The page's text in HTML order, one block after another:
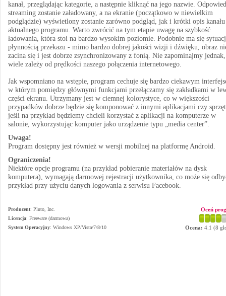
kanał, przeglądając kategorie, a następnie kliknąć na jego nazwie.
streaming zostanie załadowany, a na ekranie (początkowo w niewielkim
podglądzie) wyświetlony zostanie zarówno podgląd, jak i krótki opis
aktualnego programu. Warto zwrócić na tym etapie uwagę na szybkość
ładowania, która stoi na bardzo wysokim poziomie. Podobnie ma się
płynnością przekazu - mimo bardzo dobrej jakości wizji i dźwięku, obraz
zacina się i jest dobrze zsynchronizowany z fonią. Nie zapominajmy
wiele zależy od prędkości naszego połączenia internetowego.
Jak wspomniano na wstępie, program cechuje się bardzo ciekawym
w którym pomiędzy głównymi funkcjami przełączamy się zakładkami w
części ekranu. Utrzymany jest w ciemnej kolorystyce, co w większości
przypadków dobrze będzie się komponować z innymi aplikacjami czy
jeśli na przykład będziemy chcieli korzystać z aplikacji na komputerze w
salonie, wykorzystując komputer jako urządzenie typu „media center”.
Uwaga!
Program dostępny jest również w wersji mobilnej na platformę Android.
Ograniczenia!
Niektóre opcje programu (na przykład pobieranie materiałów na dysk
komputera), wymagają darmowej rejestracji użytkownika, co może się
przykład przy użyciu danych logowania z serwisu Facebook.
Producent: Pluto, Inc.
Licencja: Freeware (darmowa)
System Operacyjny: Windows XP/Vista/7/8/10
Oceń
Ocena: 4.1 (8